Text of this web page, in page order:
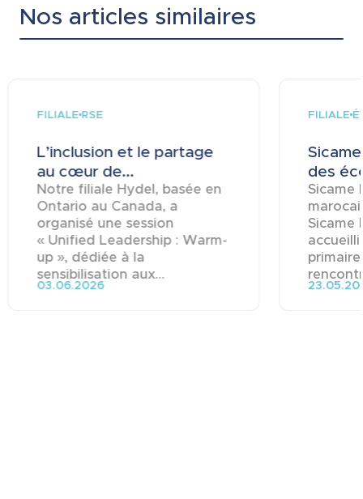
Nos articles similaires
FILIALERSE
L’inclusion et le partage
au cœur de...
Notre filiale Hydel, basée en
Ontario au Canada, a
organisé une session
« Unified Leadership : Warm-
up », dédiée à la
sensibilisation aux...
03.06.2026
FILIALE
des
Sicame
Sicame